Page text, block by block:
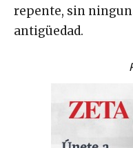
repente, sin
antigüedad.